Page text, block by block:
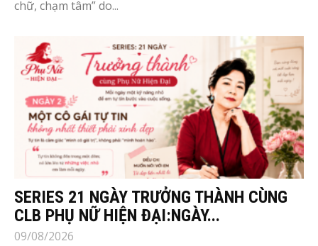
chữ, chạm tâm” do...
SERIES 21 NGÀY TRƯỞNG THÀNH CÙNG
CLB PHỤ NỮ HIỆN ĐẠI:NGÀY...
09/08/2026